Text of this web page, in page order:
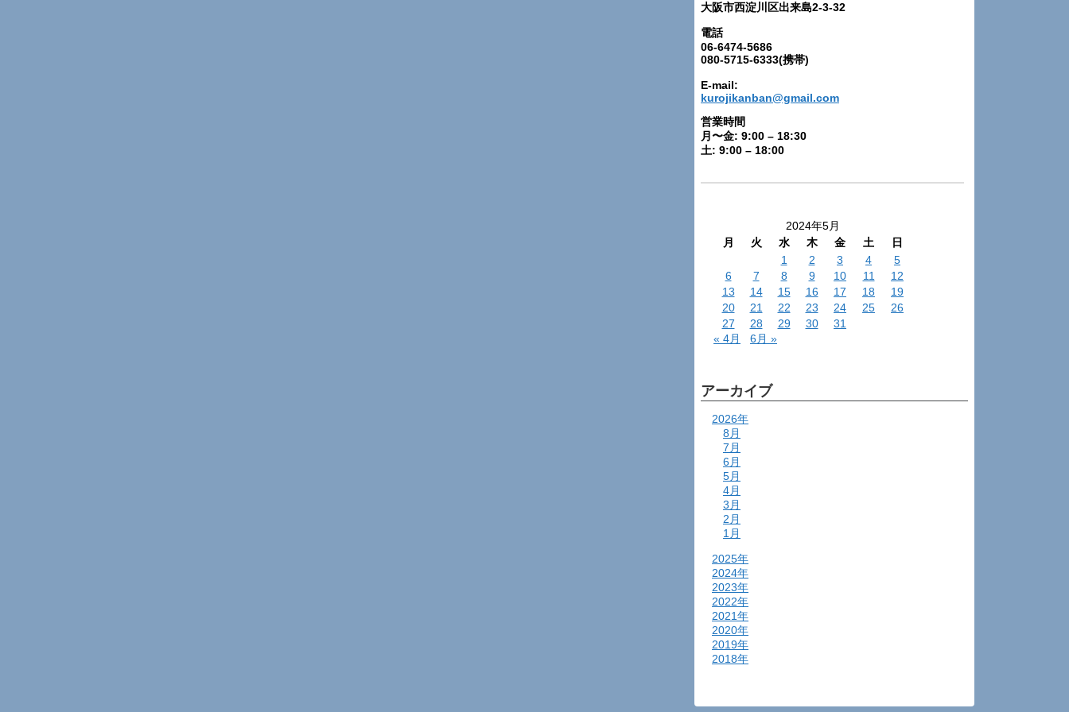
大阪市西淀川区出来島2-3-32
電話
06-6474-5686
080-5715-6333(携帯)
E-mail:
kurojikanban@gmail.com
営業時間
月〜金: 9:00 – 18:30
土: 9:00 – 18:00
2024年5月
月
火 水 木 金 土
日
1
2 3 4
5
6
7 8 9 10 11
12
13
14 15 16 17 18
19
20
21 22 23 24 25
26
27
28 29 30
31
« 4月
6月 »
アーカイブ
2026年
8月
7月
6月
5月
4月
3月
2月
1月
2025年
2024年
2023年
2022年
2021年
2020年
2019年
2018年